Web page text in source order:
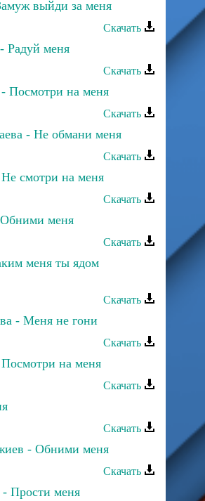
выйди за меня
Скачать
Радуй меня
Скачать
Посмотри на меня
Скачать
- Не обмани меня
Скачать
смотри на меня
Скачать
меня
Скачать
меня ты ядом
Скачать
- Меня не гони
Скачать
на меня
Скачать
Скачать
- Обними меня
Скачать
Прости меня